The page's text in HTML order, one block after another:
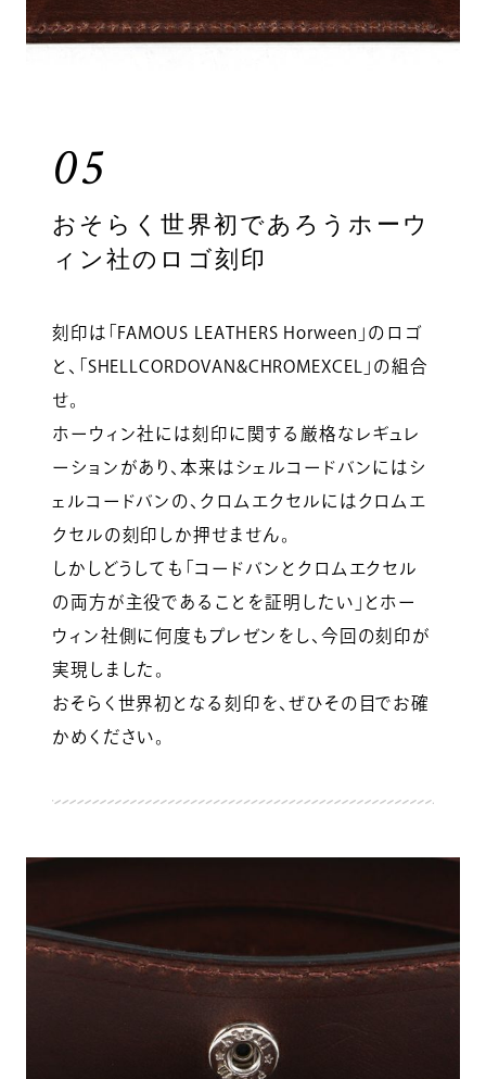
05
おそらく世界初であろうホーウ
ィン社のロゴ刻印
刻印は「FAMOUS LEATHERS Horween」のロゴ
と、「SHELLCORDOVAN&CHROMEXCEL」の組合
せ。
ホーウィン社には刻印に関する厳格なレギュレ
ーションがあり、本来はシェルコードバンにはシ
ェルコードバンの、クロムエクセルにはクロムエ
クセルの刻印しか押せません。
しかしどうしても「コードバンとクロムエクセル
の両方が主役であることを証明したい」とホー
ウィン社側に何度もプレゼンをし、今回の刻印が
実現しました。
おそらく世界初となる刻印を、ぜひその目でお確
かめください。